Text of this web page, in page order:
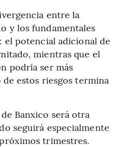
entre la
y los fundamentales
el potencial adicional de
mientras que el
podría ser más
estos riesgos termina
Banxico será otra
seguirá especialmente
trimestres.